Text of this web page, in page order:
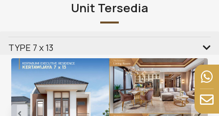
Unit Tersedia
TYPE 7 x 13